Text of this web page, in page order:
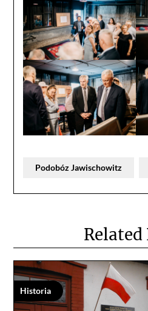
Podobóz Jawischowitz
Related
Historia